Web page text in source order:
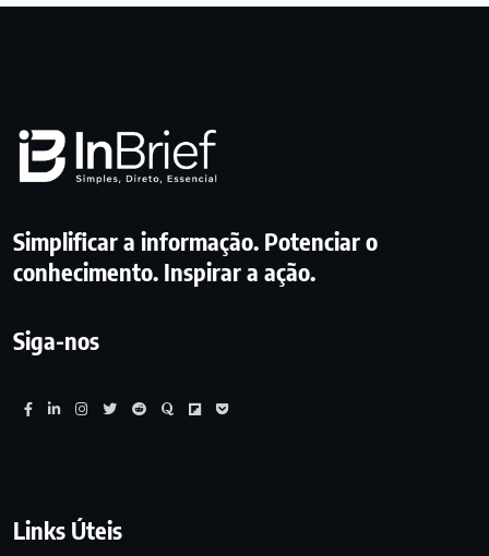
Simplificar a informação. Potenciar o
conhecimento. Inspirar a ação.
Siga-nos
Links Úteis